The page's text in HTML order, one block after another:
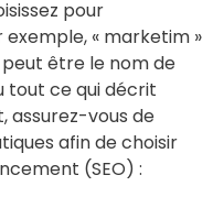
pour
« marketim »
peut être le nom de
tout ce qui décrit
assurez-vous de
afin de choisir
(SEO) :